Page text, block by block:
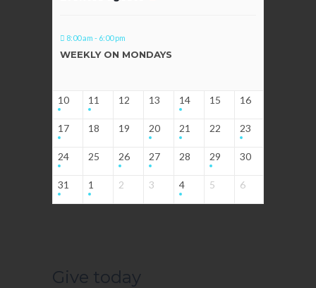
8:00 am - 6:00 pm
WEEKLY ON MONDAYS
10 11 12 13 14 15 16
17 18 19 20 21 22 23
24 25 26 27 28 29 30
31 1 2 3 4 5 6
Give today